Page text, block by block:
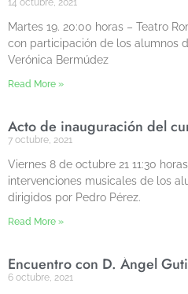
14 octubre, 2021
Martes 19. 20:00 horas – Teatro
con participación de los alumnos
Verónica Bermúdez
Read More »
Acto de inauguración del
7 octubre, 2021
Viernes 8 de octubre 21 11:30
intervenciones musicales de los
dirigidos por Pedro Pérez.
Read More »
Encuentro con D. Ángel
6 octubre, 2021